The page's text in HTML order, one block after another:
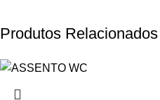
Produtos Relacionados